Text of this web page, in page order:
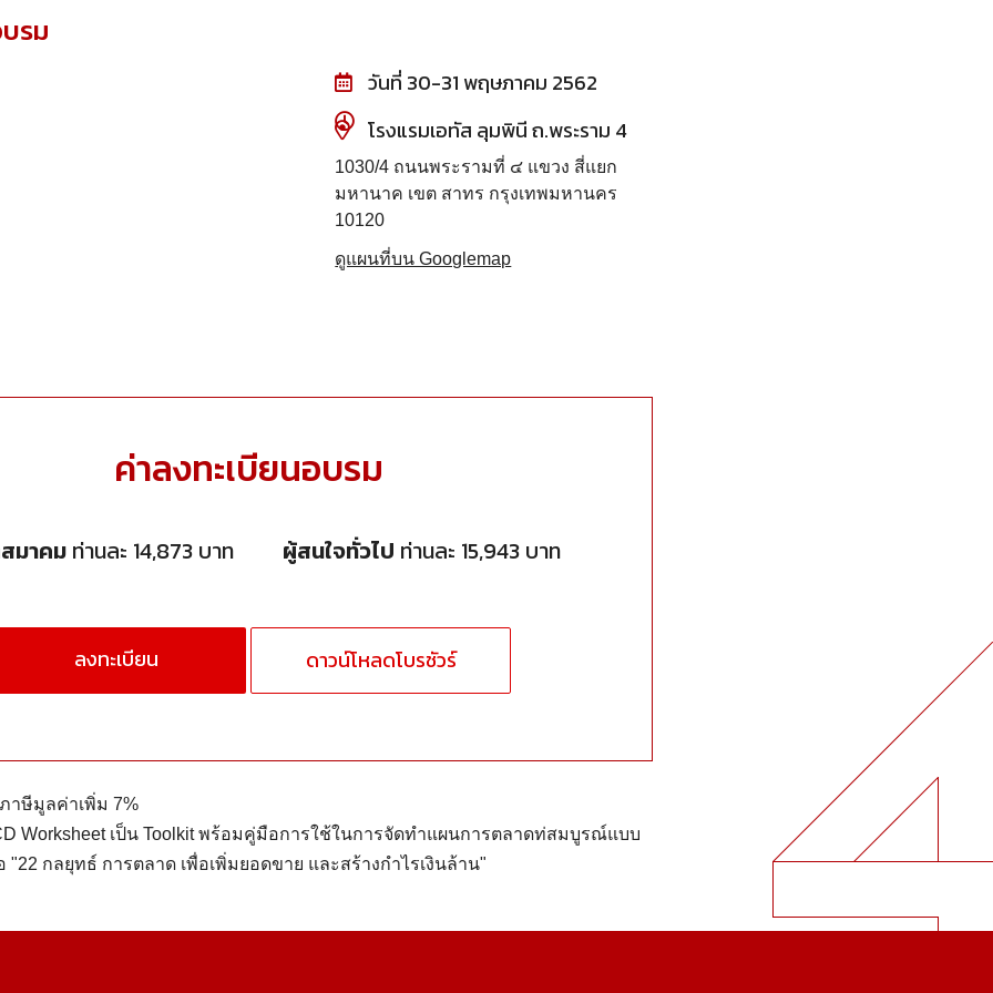
รม
วันที่ 30-31 พฤษภาคม 2562
โรงแรมเอทัส ลุมพินี ถ.พระราม 4
1030/4 ถนนพระรามที่ ๔ แขวง สี่แยก
มหานาค เขต สาทร กรุงเทพมหานคร
10120
ดูแผนที่บน Googlemap
ค่าลงทะเบียนอบรม
มาคม ท่านละ 14,873 บาท ผู้สนใจทั่วไป ท่านละ 15,943 บาท
ลงทะเบียน ดาวน์โหลดโบรชัวร์
าษีมูลค่าเพิ่ม 7%
Worksheet เป็น Toolkit พร้อมคู่มือการใช้ในการจัดทำแผนการตลาดท่สมบูรณ์แบบ
"22 กลยุทธ์ การตลาด เพื่อเพิ่มยอดขาย และสร้างกำไรเงินล้าน"